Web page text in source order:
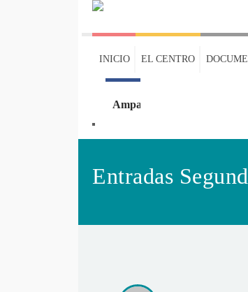
INICIO EL CENTRO
Ampa
Entradas